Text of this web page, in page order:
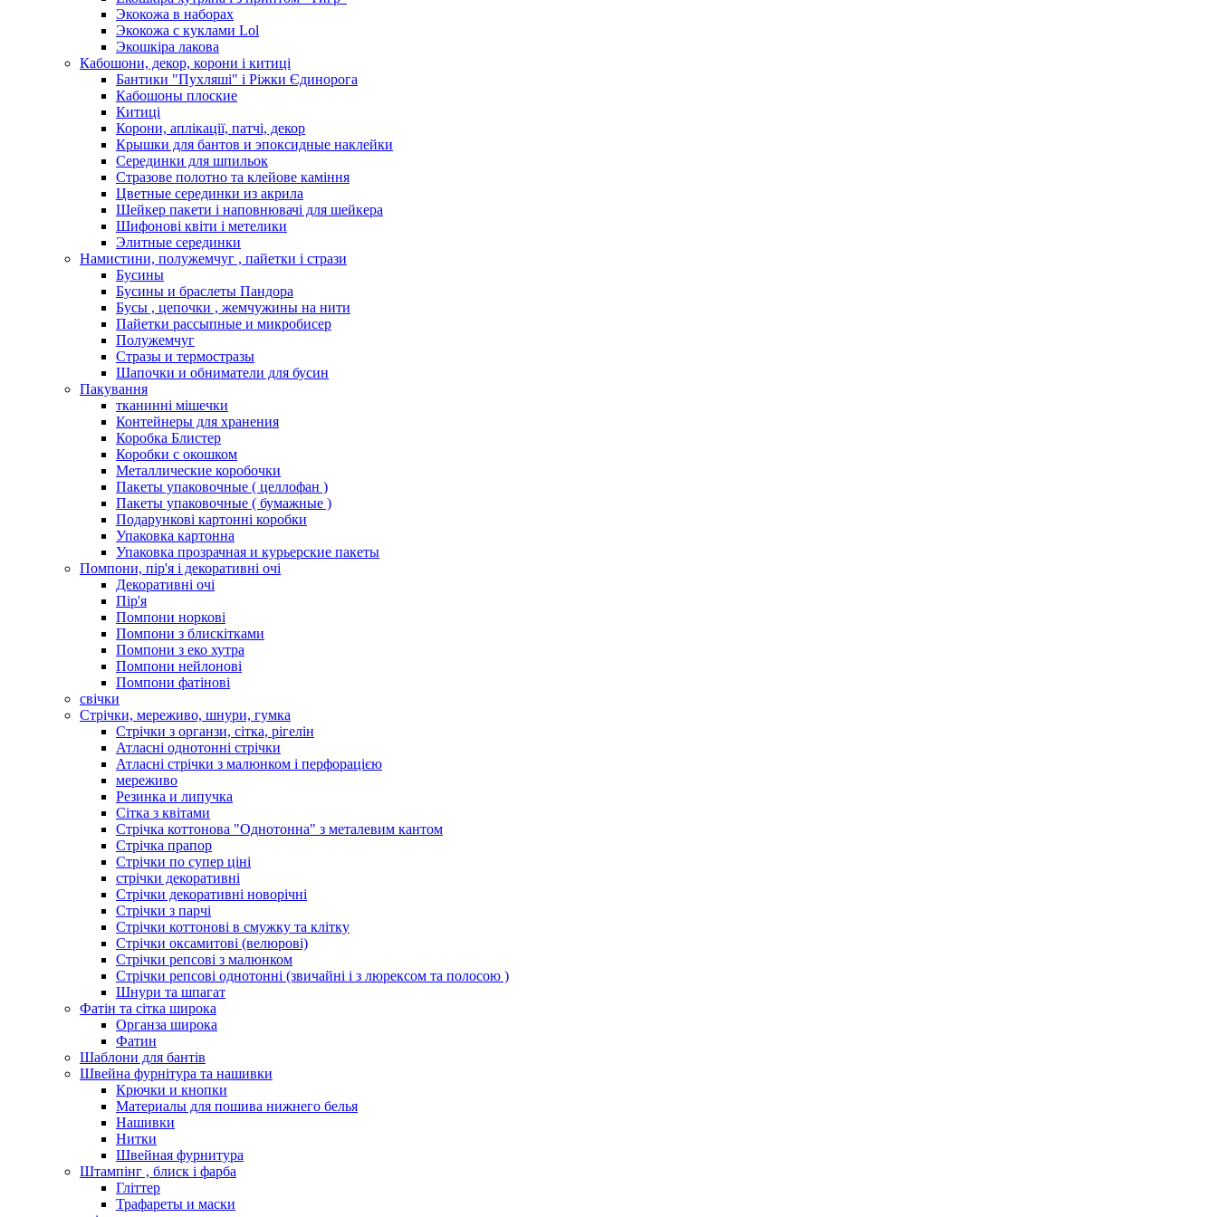
Экокожа в наборах
Экокожа с куклами Lol
Экошкiра лакова
Кабошони, декор, корони і китиці
Бантики "Пухляші" і Ріжки Єдинорога
Кабошоны плоские
Китиці
Корони, аплікації, патчі, декор
Крышки для бантов и эпоксидные наклейки
Серединки для шпильок
Стразове полотно та клейове каміння
Цветные серединки из акрила
Шейкер пакети і наповнювачі для шейкера
Шифонові квіти і метелики
Элитные серединки
Намистини, полужемчуг , пайетки і стрази
Бусины
Бусины и браслеты Пандора
Бусы , цепочки , жемчужины на нити
Пайетки рассыпные и микробисер
Полужемчуг
Стразы и термостразы
Шапочки и обниматели для бусин
Пакування
тканинні мішечки
Контейнеры для хранения
Коробка Блистер
Коробки с окошком
Металлические коробочки
Пакеты упаковочные ( целлофан )
Пакеты упаковочные ( бумажные )
Подарункові картонні коробки
Упаковка картонна
Упаковка прозрачная и курьерские пакеты
Помпони, пір'я і декоративні очі
Декоративні очі
Пір'я
Помпони норкові
Помпони з блискітками
Помпони з еко хутра
Помпони нейлонові
Помпони фатінові
свічки
Стрічки, мереживо, шнури, гумка
Стрічки з органзи, сітка, рігелін
Атласні однотонні стрічки
Атласні стрічки з малюнком і перфорацією
мереживо
Резинка и липучка
Сітка з квітами
Стрічка коттонова "Однотонна" з металевим кантом
Стрічка прапор
Стрічки по супер ціні
стрічки декоративні
Стрічки декоративні новорічні
Стрічки з парчі
Стрічки коттонові в смужку та клітку
Стрічки оксамитові (велюрові)
Стрічки репсові з малюнком
Стрічки репсові однотонні (звичайні і з люрексом та полосою )
Шнури та шпагат
Фатін та сітка широка
Органза широка
Фатин
Шаблони для бантів
Швейна фурнітура та нашивки
Крючки и кнопки
Материалы для пошива нижнего белья
Нашивки
Нитки
Швейная фурнитура
Штампінг , блиск і фарба
Гліттер
Трафареты и маски